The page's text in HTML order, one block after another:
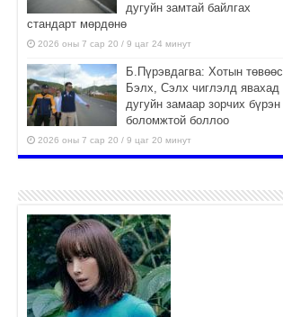
дугуйн замтай байлгах
стандарт мөрдөнө
2026 оны 7 сар 20 / 9 цаг 24 минут
Б.Пүрэвдагва: Хотын төвөөс
Бэлх, Сэлх чиглэлд явахад
дугуйн замаар зорчих бүрэн
боломжтой боллоо
2026 оны 7 сар 20 / 9 цаг 20 минут
шугам хоолойн ажил 80
хувьтай үргэлжилж байна
2026 оны 7 сар 20 / 9 цаг 14 минут
Усархаг аадар бороо орж
байгаа тул аюулгүй байдлаа
хангаж, үер усны аюулаас
сэрэмжлэхийг нийслэлийн